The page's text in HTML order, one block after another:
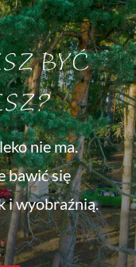
BYĆ
nie ma.
bawić się
i wyobraźnią.